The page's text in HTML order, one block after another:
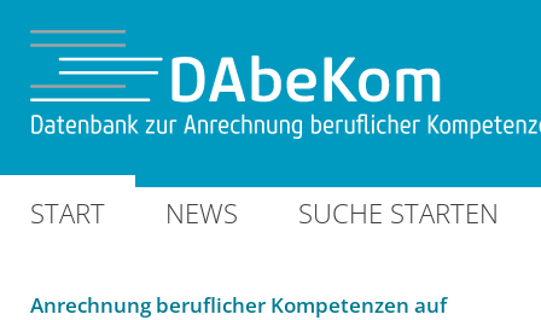
START NEWS SUCHE STARTEN
Anrechnung beruflicher Kompetenzen auf